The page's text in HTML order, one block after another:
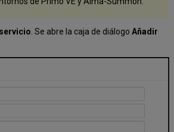
. Se abre la caja de diálogo Añadir